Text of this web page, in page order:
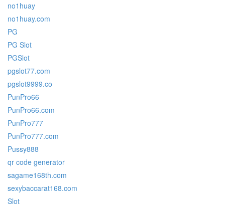
no1huay
no1huay.com
PG
PG Slot
PGSlot
pgslot77.com
pgslot9999.co
PunPro66
PunPro66.com
PunPro777
PunPro777.com
Pussy888
qr code generator
sagame168th.com
sexybaccarat168.com
Slot